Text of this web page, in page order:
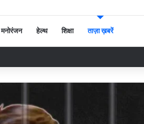
मनोरंजन हेल्थ शिक्षा ताज़ा ख़बरें